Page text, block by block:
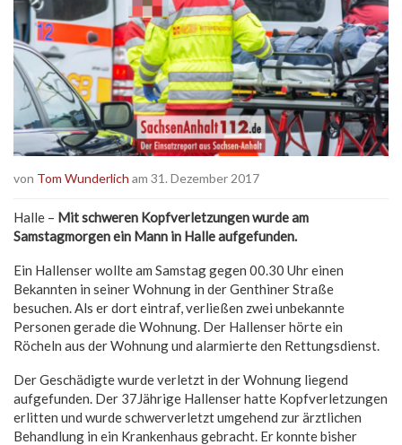
von Tom Wunderlich am 31. Dezember 2017
Halle – Mit schweren Kopfverletzungen wurde am
Samstagmorgen ein Mann in Halle aufgefunden.
Ein Hallenser wollte am Samstag gegen 00.30 Uhr einen
Bekannten in seiner Wohnung in der Genthiner Straße
besuchen. Als er dort eintraf, verließen zwei unbekannte
Personen gerade die Wohnung. Der Hallenser hörte ein
Röcheln aus der Wohnung und alarmierte den Rettungsdienst.
Der Geschädigte wurde verletzt in der Wohnung liegend
aufgefunden. Der 37Jährige Hallenser hatte Kopfverletzungen
erlitten und wurde schwerverletzt umgehend zur ärztlichen
Behandlung in ein Krankenhaus gebracht. Er konnte bisher